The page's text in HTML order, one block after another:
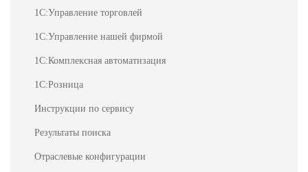
1С:Управление торговлей
1С:Управление нашей фирмой
1С:Комплексная автоматизация
1С:Розница
Инструкции по сервису
Результаты поиска
Отраслевые конфигурации